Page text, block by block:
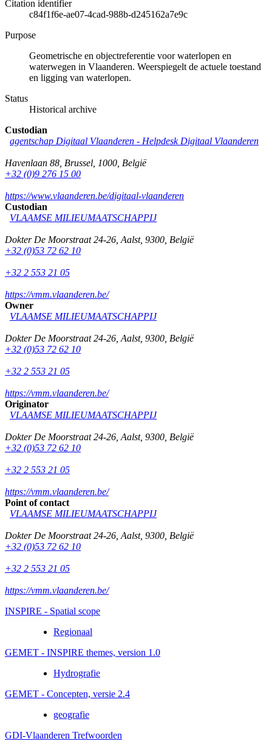
Citation identifier
c84f1f6e-ae07-4cad-988b-d245162a7e9c
Purpose
Geometrische en objectreferentie voor waterlopen en
waterwegen in Vlaanderen. Weerspiegelt de actuele toestand
en ligging van waterlopen.
Status
Historical archive
Custodian
agentschap Digitaal Vlaanderen - Helpdesk Digitaal Vlaanderen
Havenlaan 88 Brussel 1000 België
+32 (0)9 276 15 00
https://www.vlaanderen.be/digitaal-vlaanderen
Custodian
VLAAMSE MILIEUMAATSCHAPPIJ
Dokter De Moorstraat 24-26 Aalst, 9300 België
+32 (0)53 72 62 10
+32 2 553 21 05
https://vmm.vlaanderen.be/
Owner
VLAAMSE MILIEUMAATSCHAPPIJ
Dokter De Moorstraat 24-26 Aalst, 9300 België
+32 (0)53 72 62 10
+32 2 553 21 05
https://vmm.vlaanderen.be/
Originator
VLAAMSE MILIEUMAATSCHAPPIJ
Dokter De Moorstraat 24-26 Aalst, 9300 België
+32 (0)53 72 62 10
+32 2 553 21 05
https://vmm.vlaanderen.be/
Point of contact
VLAAMSE MILIEUMAATSCHAPPIJ
Dokter De Moorstraat 24-26 Aalst, 9300 België
+32 (0)53 72 62 10
+32 2 553 21 05
https://vmm.vlaanderen.be/
INSPIRE - Spatial scope
Regionaal
GEMET - INSPIRE themes, version 1.0
Hydrografie
GEMET - Concepten, versie 2.4
geografie
GDI-Vlaanderen Trefwoorden